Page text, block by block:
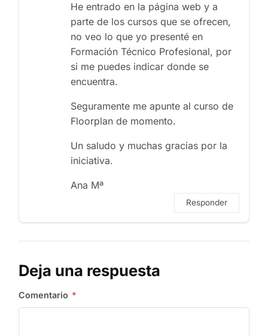
He entrado en la página web y a
parte de los cursos que se ofrecen,
no veo lo que yo presenté en
Formación Técnico Profesional, por
si me puedes indicar donde se
encuentra.
Seguramente me apunte al curso de
Floorplan de momento.
Un saludo y muchas gracias por la
iniciativa.
Ana Mª
Responder
Deja una respuesta
Comentario *